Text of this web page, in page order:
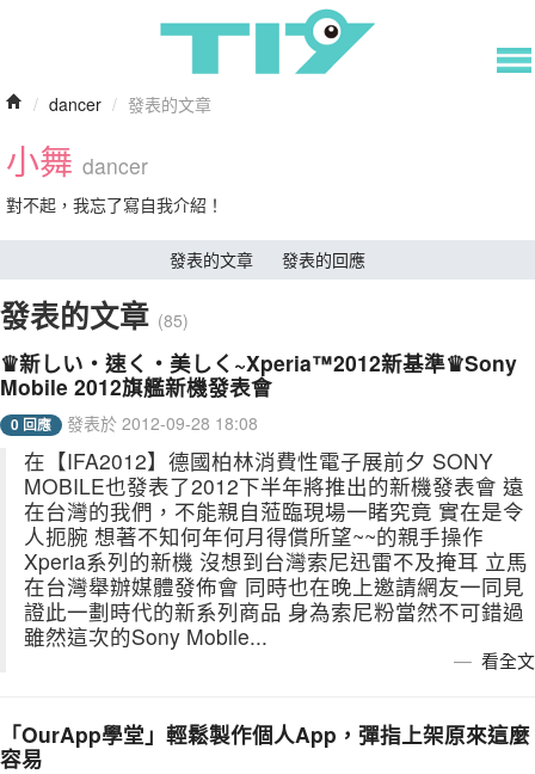
/ dancer / 發表的文章
小舞 dancer
對不起，我忘了寫自我介紹！
發表的文章 發表的回應
發表的文章 (85)
♛新しい‧速く‧美しく~Xperia™2012新基準♛Sony
Mobile 2012旗艦新機發表會
0 回應 發表於 2012-09-28 18:08
在【IFA2012】德國柏林消費性電子展前夕 SONY
MOBILE也發表了2012下半年將推出的新機發表會 遠
在台灣的我們，不能親自蒞臨現場一睹究竟 實在是令
人扼腕 想著不知何年何月得償所望~~的親手操作
Xperia系列的新機 沒想到台灣索尼迅雷不及掩耳 立馬
在台灣舉辦媒體發佈會 同時也在晚上邀請網友一同見
證此一劃時代的新系列商品 身為索尼粉當然不可錯過
雖然這次的Sony Mobile...
看全文
「OurApp學堂」輕鬆製作個人App，彈指上架原來這麼
容易